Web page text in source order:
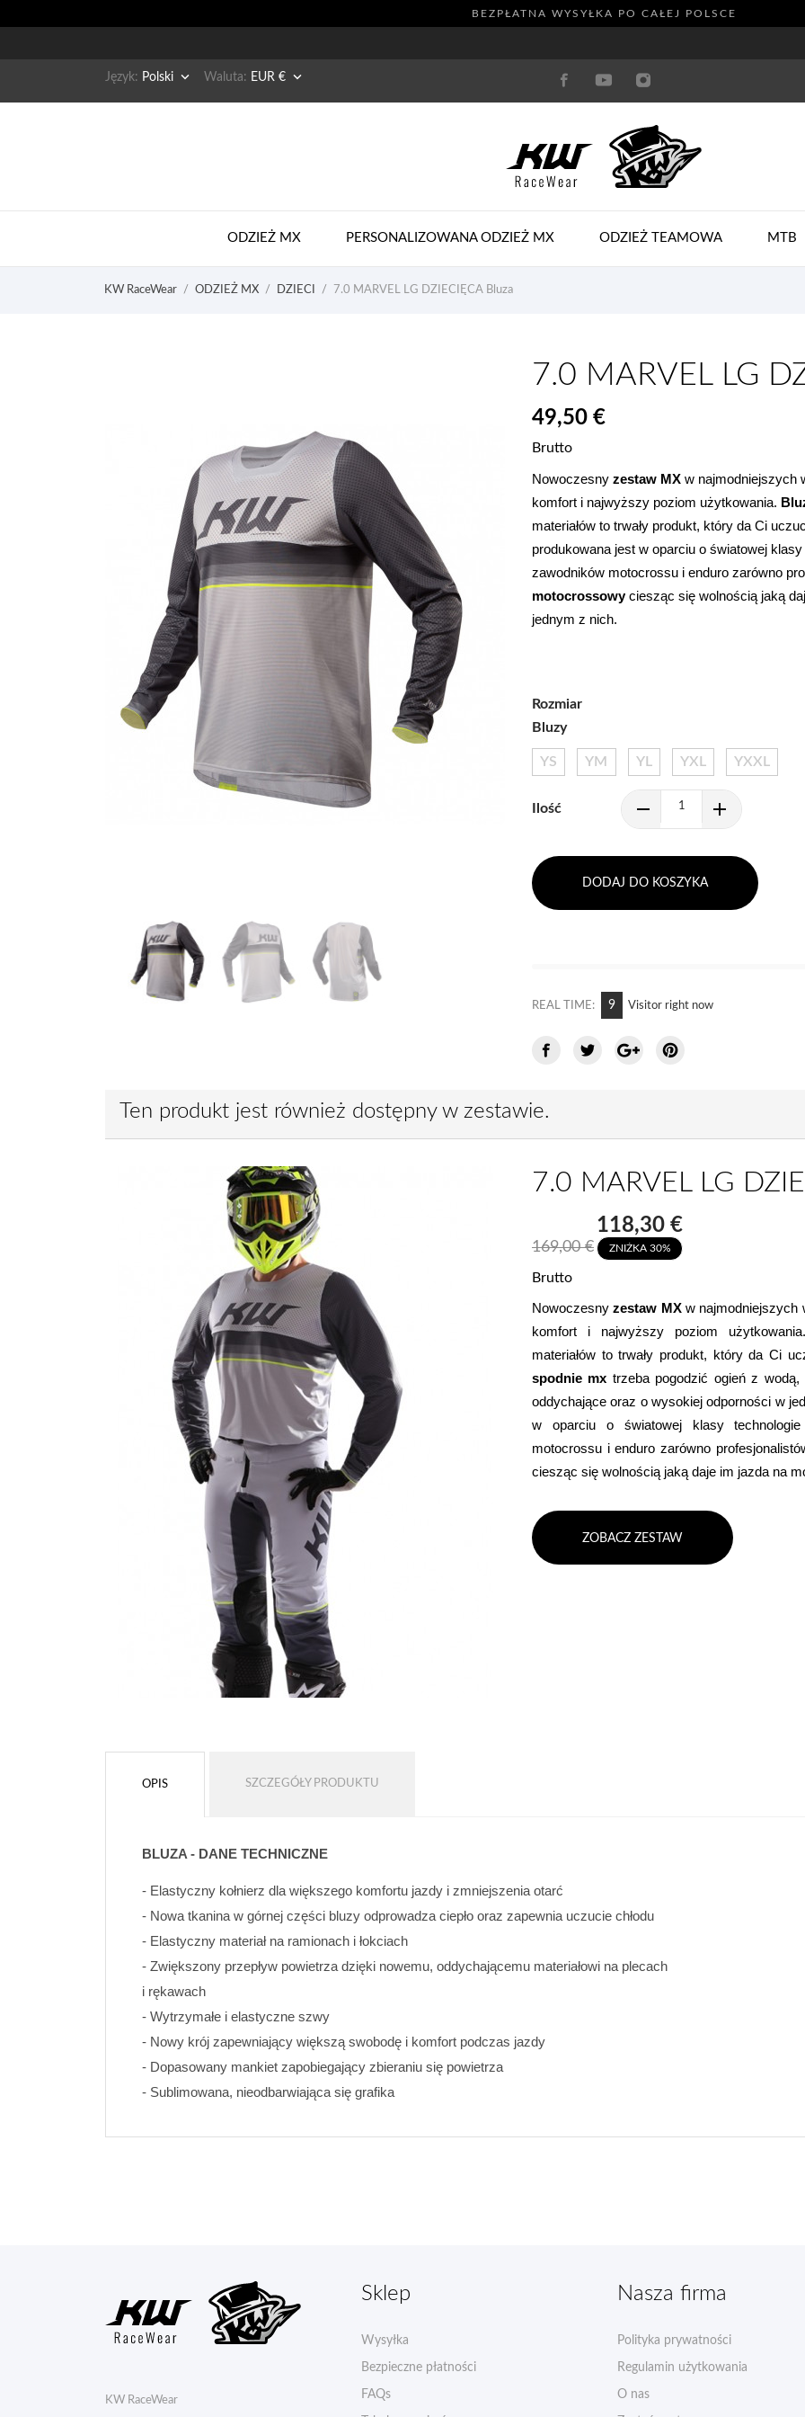
BEZPŁATNA WYSYŁKA PO CAŁEJ POLSCE
Język: Polski  Waluta: EUR € 
ODZIEŻ MX PERSONALIZOWANA ODZIEŻ MX ODZIEŻ TEAMOWA MTB
KW RaceWear ODZIEŻ MX DZIECI 7.0 MARVEL LG DZIECIĘCA Bluza
7.0 MARVEL LG
49,50 €
Brutto
Nowoczesny zestaw MX w najmodniejszych
komfort i najwyższy poziom użytkowania.
materiałów to trwały produkt, który da Ci
produkowana jest w oparciu o światowej
zawodników motocrossu i enduro zarówno
motocrossowy ciesząc się wolnością jaką
jednym z nich.
Rozmiar
Bluzy
YS YM YL YXL YXXL
Ilość
DODAJ DO KOSZYKA
REAL TIME: 9 Visitor right now
Ten produkt jest również dostępny w zestawie.
7.0 MARVEL LG
169,00 €
118,30 €
ZNIŻKA 30%
Brutto
Nowoczesny zestaw MX w najmodniejszych
komfort i najwyższy poziom
spodnie mx trzeba pogodzić ogień z wodą,
oddychające oraz o wysokiej odporności w
w oparciu o światowej klasy
motocrossu i enduro zarówno
ciesząc się wolnością jaką daje im jazda na
ZOBACZ ZESTAW
OPIS SZCZEGÓŁY PRODUKTU
BLUZA - DANE TECHNICZNE
- Elastyczny kołnierz dla większego komfortu jazdy i zmniejszenia otarć
- Nowa tkanina w górnej części bluzy odprowadza ciepło oraz zapewnia uczucie chłodu
- Elastyczny materiał na ramionach i łokciach
- Zwiększony przepływ powietrza dzięki nowemu, oddychającemu materiałowi na plecach
i rękawach
- Wytrzymałe i elastyczne szwy
- Nowy krój zapewniający większą swobodę i komfort podczas jazdy
- Dopasowany mankiet zapobiegający zbieraniu się powietrza
- Sublimowana, nieodbarwiająca się grafika
KW RaceWear
Sklep
Wysyłka
Bezpieczne płatności
FAQs
Nasza firma
Polityka prywatności
Regulamin użytkowania
O nas